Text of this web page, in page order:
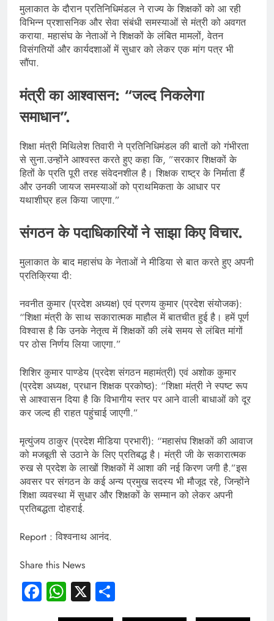
​मुलाकात के दौरान प्रतिनिधिमंडल ने राज्य के शिक्षकों को आ रही
विभिन्न प्रशासनिक और सेवा संबंधी समस्याओं से मंत्री को अवगत
कराया. महासंघ के नेताओं ने शिक्षकों के लंबित मामलों, वेतन
विसंगतियों और कार्यदशाओं में सुधार को लेकर एक मांग पत्र भी
सौंपा.
​मंत्री का आश्वासन: “जल्द निकलेगा
समाधान”.
​शिक्षा मंत्री मिथिलेश तिवारी ने प्रतिनिधिमंडल की बातों को गंभीरता
से सुना.उन्होंने आश्वस्त करते हुए कहा कि, ​”सरकार शिक्षकों के
हितों के प्रति पूरी तरह संवेदनशील है। शिक्षक राष्ट्र के निर्माता हैं
और उनकी जायज समस्याओं को प्राथमिकता के आधार पर
यथाशीघ्र हल किया जाएगा.”
​संगठन के पदाधिकारियों ने साझा किए विचार.
​मुलाकात के बाद महासंघ के नेताओं ने मीडिया से बात करते हुए अपनी
प्रतिक्रिया दी:
​नवनीत कुमार (प्रदेश अध्यक्ष) एवं प्रणय कुमार (प्रदेश संयोजक):
“शिक्षा मंत्री के साथ सकारात्मक माहौल में बातचीत हुई है। हमें पूर्ण
विश्वास है कि उनके नेतृत्व में शिक्षकों की लंबे समय से लंबित मांगों
पर ठोस निर्णय लिया जाएगा.”
​शिशिर कुमार पाण्डेय (प्रदेश संगठन महामंत्री) एवं अशोक कुमार
(प्रदेश अध्यक्ष, प्रधान शिक्षक प्रकोष्ठ): “शिक्षा मंत्री ने स्पष्ट रूप
से आश्वासन दिया है कि विभागीय स्तर पर आने वाली बाधाओं को दूर
कर जल्द ही राहत पहुंचाई जाएगी.”
​मृत्युंजय ठाकुर (प्रदेश मीडिया प्रभारी): “महासंघ शिक्षकों की आवाज
को मजबूती से उठाने के लिए प्रतिबद्ध है। मंत्री जी के सकारात्मक
रुख से प्रदेश के लाखों शिक्षकों में आशा की नई किरण जगी है.”​इस
अवसर पर संगठन के कई अन्य प्रमुख सदस्य भी मौजूद रहे, जिन्होंने
शिक्षा व्यवस्था में सुधार और शिक्षकों के सम्मान को लेकर अपनी
प्रतिबद्धता दोहराई.
Report : विश्वनाथ आनंद.
Share this News
Facebook
WhatsApp
X